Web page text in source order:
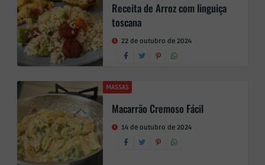
Receita de Arroz com linguiça
toscana
22 de outubro de 2024
MASSAS
Macarrão Cremoso Fácil
14 de outubro de 2024